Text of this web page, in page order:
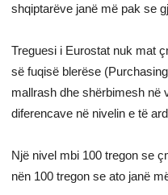
shqiptarëve janë më pak se
Treguesi i Eurostat nuk mat
së fuqisë blerëse
mallrash dhe shërbimesh në
diferencave në nivelin e të
Një nivel mbi 100 tregon se
nën 100 tregon se ato janë